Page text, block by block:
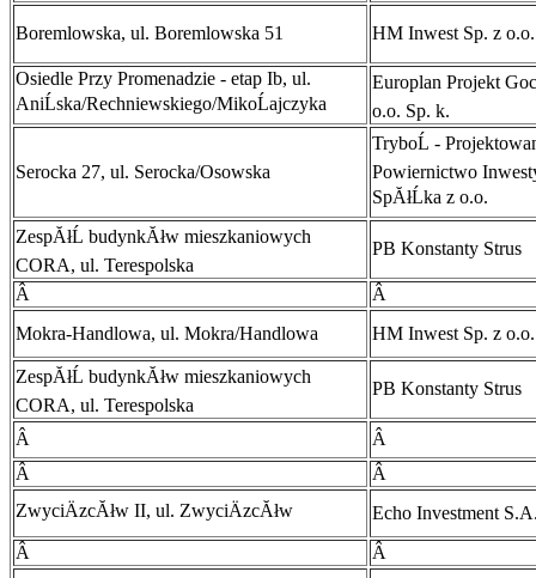
Boremlowska, ul. Boremlowska 51 HM Inwest Sp. z o.o.
Osiedle Przy Promenadzie - etap Ib, ul.
AniĹska/Rechniewskiego/MikoĹajczyka
Europlan Projekt
o.o. Sp. k.
Serocka 27, ul. Serocka/Osowska
TryboĹ -
Powiernictwo
SpĂłĹka z o.o.
ZespĂłĹ budynkĂłw mieszkaniowych
CORA, ul. Terespolska
PB Konstanty Strus
Â
Â
Mokra-Handlowa, ul. Mokra/Handlowa
HM Inwest Sp. z o.o.
ZespĂłĹ budynkĂłw mieszkaniowych
CORA, ul. Terespolska
PB Konstanty Strus
Â
Â
Â
Â
ZwyciÄzcĂłw II, ul. ZwyciÄzcĂłw
Echo Investment
Â
Â